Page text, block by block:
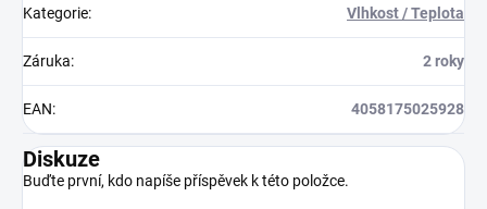
Kategorie: Vlhkost / Teplota
Záruka: 2 roky
EAN: 4058175025928
Diskuze
Buďte první, kdo napíše příspěvek k této položce.